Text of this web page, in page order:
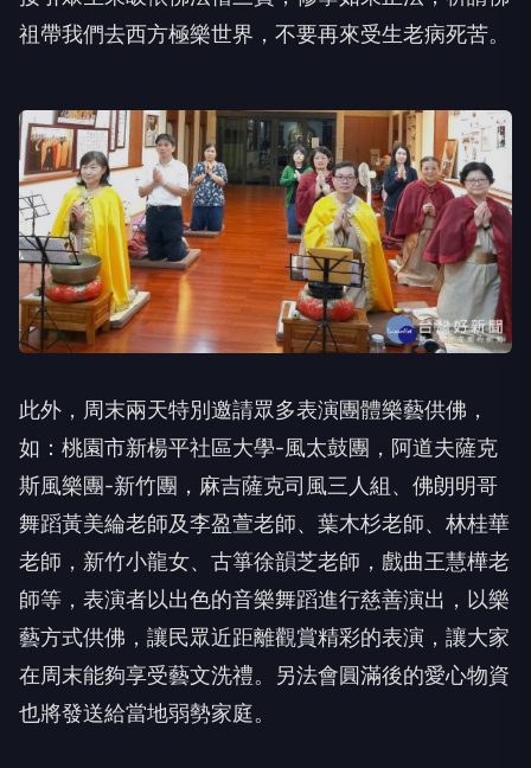
祖帶我們去西方極樂世界，不要再來受生老病死苦。
此外，周末兩天特別邀請眾多表演團體樂藝供佛，
如：桃園市新楊平社區大學-風太鼓團，阿道夫薩克
斯風樂團-新竹團，麻吉薩克司風三人組、佛朗明哥
舞蹈黃美綸老師及李盈萱老師、葉木杉老師、林桂華
老師，新竹小龍女、古箏徐韻芝老師，戲曲王慧樺老
師等，表演者以出色的音樂舞蹈進行慈善演出，以樂
藝方式供佛，讓民眾近距離觀賞精彩的表演，讓大家
在周末能夠享受藝文洗禮。另法會圓滿後的愛心物資
也將發送給當地弱勢家庭。